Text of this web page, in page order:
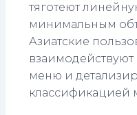
тяготеют
минимальным
Азиатские
меню и
классификацией